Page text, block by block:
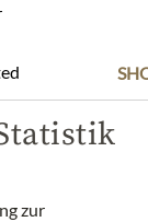
A ALERGENY
zur